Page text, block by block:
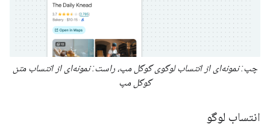
چپ: نمونه‌ای از انتساب لوگوی گوگل مپ، راست: نمونه‌ای از انتساب متن
گوگل مپ
انتساب لوگو